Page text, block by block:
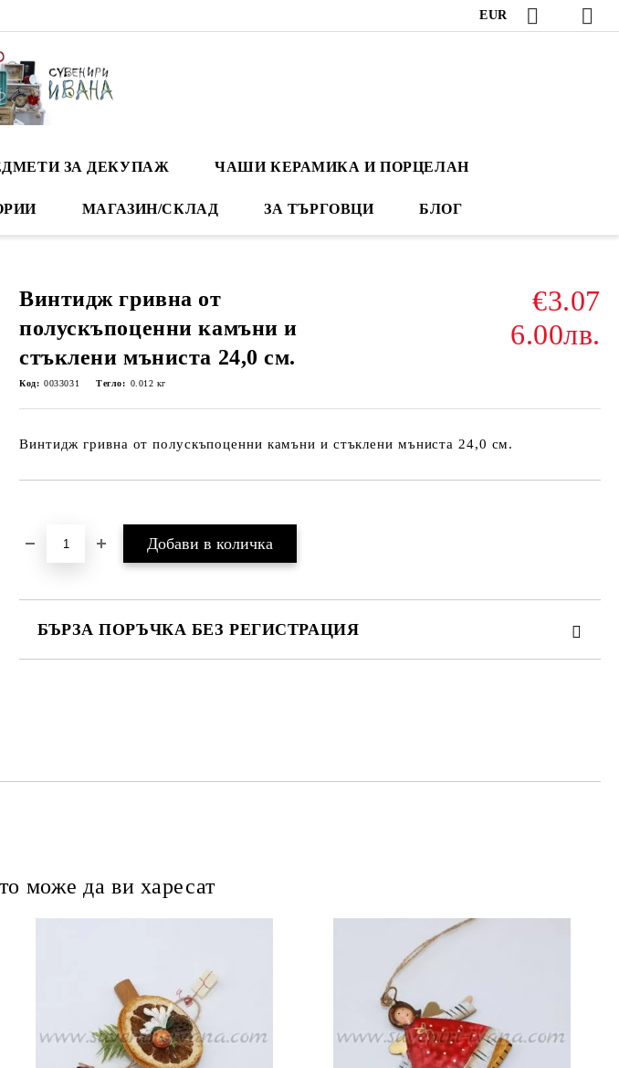
EUR
ЗА ДЕКУПАЖ ЧАШИ КЕРАМИКА И ПОРЦЕЛАН
МАГАЗИН/СКЛАД ЗА ТЪРГОВЦИ БЛОГ
Винтидж гривна от
полускъпоценни камъни и
стъклени мъниста 24,0 см.
€3.07
6.00лв.
Код: 0033031 Тегло: 0.012 кг
Винтидж гривна от полускъпоценни камъни и стъклени мъниста 24,0 см.
БЪРЗА ПОРЪЧКА БЕЗ РЕГИСТРАЦИЯ
може да ви харесат